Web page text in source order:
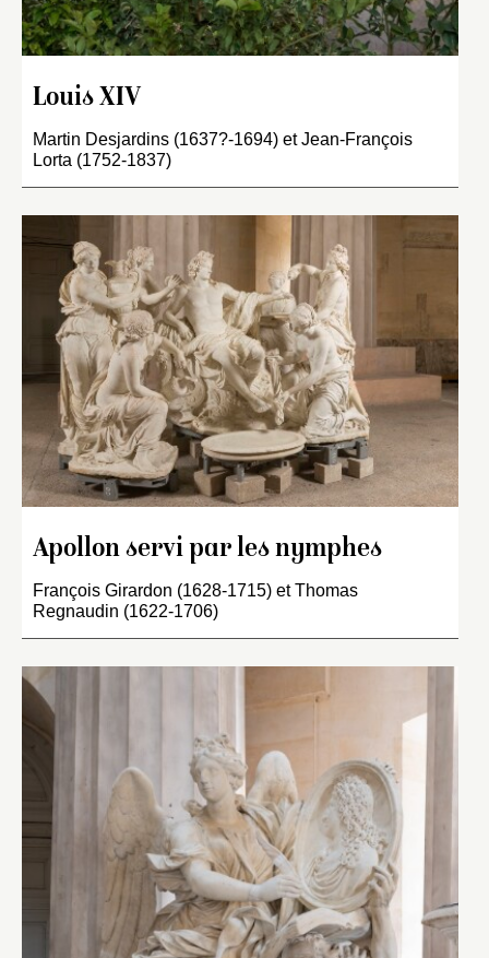
Louis XIV
Martin Desjardins (1637?-1694) et Jean-François
Lorta (1752-1837)
Apollon servi par les nymphes
François Girardon (1628-1715) et Thomas
Regnaudin (1622-1706)